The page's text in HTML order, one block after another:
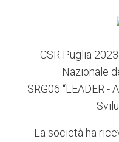
CSR Puglia
Nazionale
SRG06 “LEADER
La società ha